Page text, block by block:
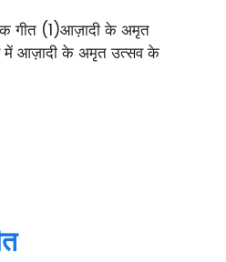
गीत (1)आज़ादी के अमृत
में आज़ादी के अमृत उत्सव के